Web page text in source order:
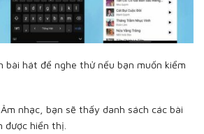
bài hát để nghe thử nếu bạn muốn kiểm
nhạc, bạn sẽ thấy danh sách các bài
được hiển thị.